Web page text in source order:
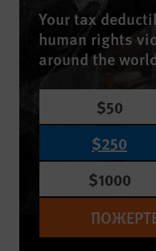
Your tax
human rights
around the
$50
$250
$1000